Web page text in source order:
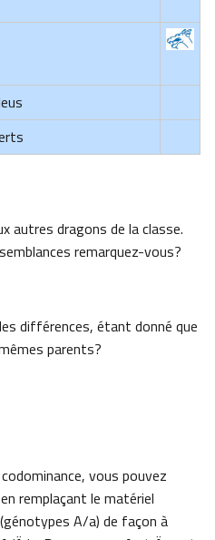
autres dragons de la classe.
remarquez-vous?
différences, étant donné que
parents?
vous pouvez
remplaçant le matériel
A/a) de façon à